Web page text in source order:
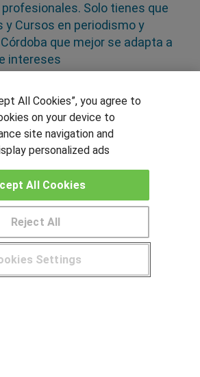
Solo tienes que
y Cursos en periodismo y
que mejor se adapta a
intereses
¿Tienes alguna duda? 900 264 357
All Cookies”, you agree to
on your device to
site navigation and
personalized ads
Settings
Reject All
All Cookies